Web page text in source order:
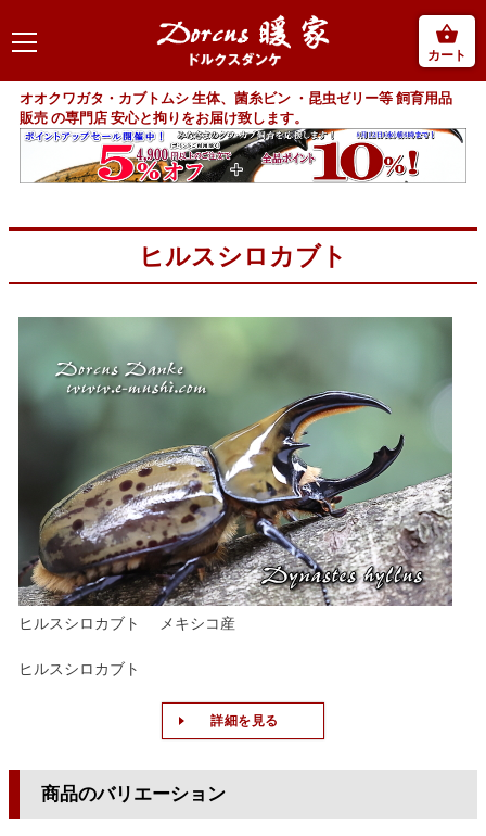
カート
オオクワガタ・カブトムシ 生体、菌糸ビン ・昆虫ゼリー等 飼育用品
販売 の専門店 安心と拘りをお届け致します。
ヒルスシロカブト
ヒルスシロカブト メキシコ産
ヒルスシロカブト
詳細を見る
商品のバリエーション